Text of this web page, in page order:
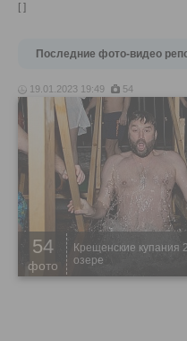
[ ]
Последние фото-видео
19.01.2023 19:49 54
54
фото
Крещенские купания
озере